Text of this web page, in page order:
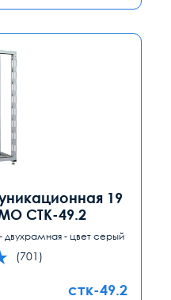
19
СТК-49.2
двухрамная - цвет серый
(701)
стк-49.2